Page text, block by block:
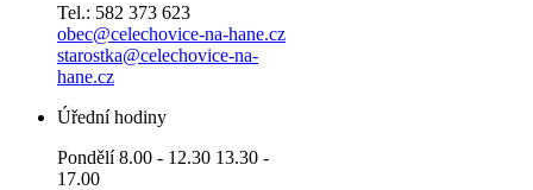
Tel.: 582 373 623
obec@celechovice-na-hane.cz
starostka@celechovice-na-
hane.cz
Úřední hodiny
Pondělí 8.00 - 12.30 13.30 -
17.00